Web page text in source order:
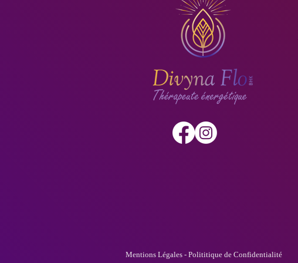
Mentions Légales - Polititique de Confidentialité